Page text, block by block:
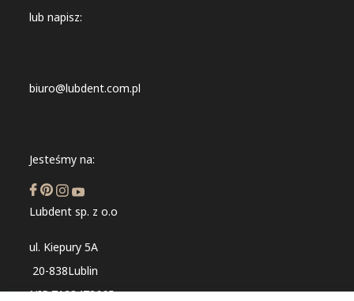
lub napisz:
biuro@lubdent.com.pl
Jesteśmy na:
Lubdent sp. z o.o
ul. Kiepury 5A
20-838Lublin
NIP:7123478665